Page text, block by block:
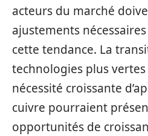
acteurs du marché
ajustements
cette tendance. La
technologies plus
nécessité croissante
cuivre pourraient
opportunités de